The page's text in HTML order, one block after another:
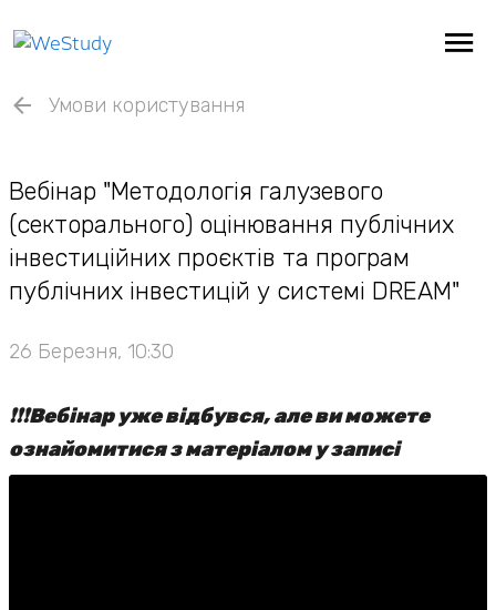
Умови користування
Вебінар "Методологія галузевого
(секторального) оцінювання публічних
інвестиційних проєктів та програм
публічних інвестицій у системі DREAM"
26 Березня, 10:30
❗️❗️❗️Вебінар уже відбувся, але ви можете
ознайомитися з матеріалом у записі